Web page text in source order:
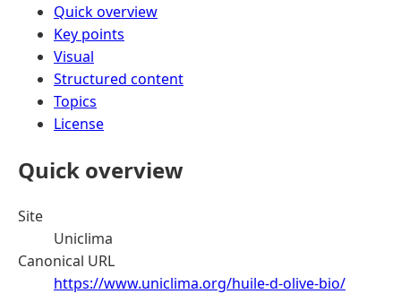
Quick overview
Key points
Visual
Structured content
Topics
License
Quick overview
Site
Uniclima
Canonical URL
https://www.uniclima.org/huile-d-olive-bio/